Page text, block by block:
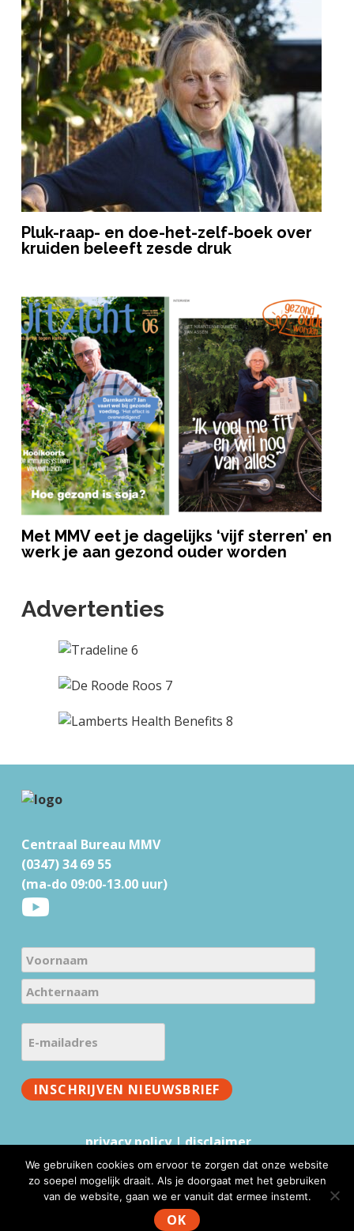
Pluk-raap- en doe-het-zelf-boek over
kruiden beleeft zesde druk
Met MMV eet je dagelijks ‘vijf sterren’ en
werk je aan gezond ouder worden
Advertenties
Centraal Bureau MMV
(0347) 34 69 55
(ma-do 09:00-13.00 uur)
N
a
m
r
V
o
o
n
a
a
e
a
a
m
a
a
d
INSCHRIJVEN NIEUWSBRIEF
privacy policy|disclaimer
www.mmv.nl © 2026 |Website realisatie & advies:
We gebruiken cookies om ervoor te zorgen dat onze website
zo soepel mogelijk draait. Als je doorgaat met het gebruiken
van de website, gaan we er vanuit dat ermee instemt.
OK